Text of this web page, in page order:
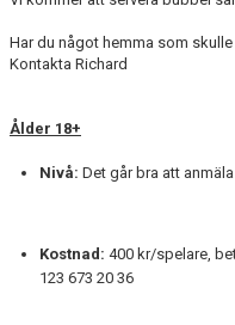
Har du något hemma som
Kontakta Richard
Ålder 18+
Nivå: Det går bra att
Kostnad: 400 kr/spelare,
123 673 20 36